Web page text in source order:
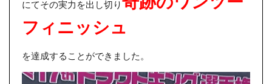
にてその実力を出し切り
フィニッシュ
を達成することができました。